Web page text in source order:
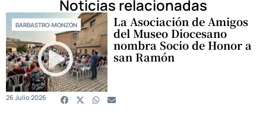
Noticias relacionadas
BARBASTRO-MONZÓN La Asociación de Amigos
del Museo Diocesano
nombra Socio de Honor a
san Ramón
26 Julio 2026